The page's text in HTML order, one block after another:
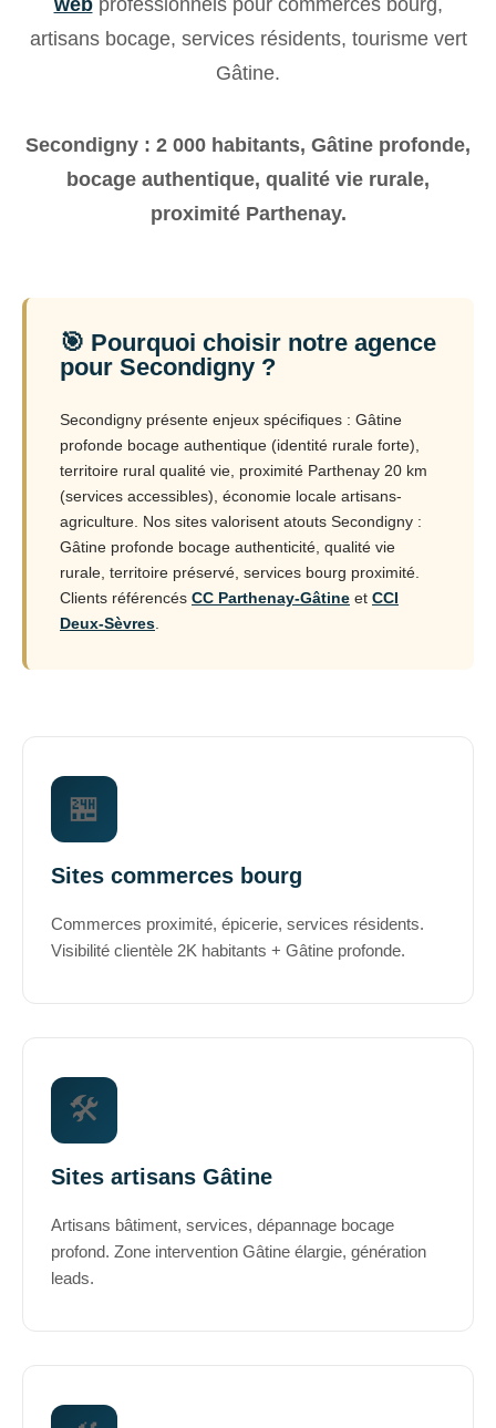
webprofessionnels pour commerces bourg,
artisans bocage, services résidents, tourisme vert
Gâtine.
Secondigny : 2 000 habitants, Gâtine profonde,
bocage authentique, qualité vie rurale,
proximité Parthenay.
🎯 Pourquoi choisir notre agence
pour Secondigny ?
Secondigny présente enjeux spécifiques : Gâtine
profonde bocage authentique (identité rurale forte),
territoire rural qualité vie, proximité Parthenay 20 km
(services accessibles), économie locale artisans-
agriculture. Nos sites valorisent atouts Secondigny :
Gâtine profonde bocage authenticité, qualité vie
rurale, territoire préservé, services bourg proximité.
Clients référencés CC Parthenay-Gâtine et CCI
Deux-Sèvres
🏪
Sites commerces bourg
Commerces proximité, épicerie, services résidents.
Visibilité clientèle 2K habitants + Gâtine profonde.
🛠️
Sites artisans Gâtine
Artisans bâtiment, services, dépannage bocage
profond. Zone intervention Gâtine élargie, génération
leads.